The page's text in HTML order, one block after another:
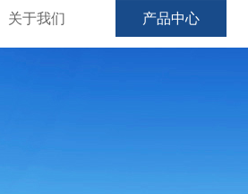
关于我们 产品中心